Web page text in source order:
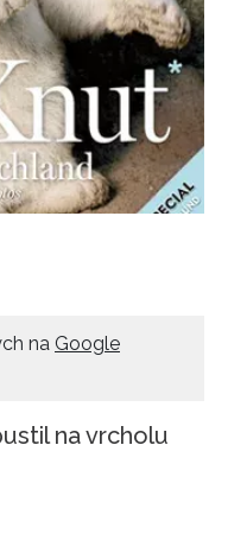
na Google
na vrcholu